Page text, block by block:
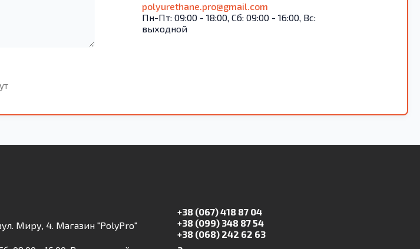
polyurethane.pro@gmail.com
Пн-Пт: 09:00 - 18:00, Сб: 09:00 - 16:00, Вс:
выходной
Миру, 4. Магазин "PolyPro"
+38 (067) 418 87 04
+38 (099) 348 87 54
+38 (068) 242 62 63